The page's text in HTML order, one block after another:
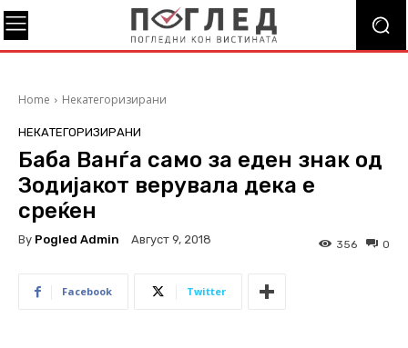
Home Некатегоризирани
НЕКАТЕГОРИЗИРАНИ
Баба Ванѓа само за еден знак од
Зодијакот верувала дека е
среќен
By Pogled Admin Август 9, 2018 0
356
Facebook Twitter